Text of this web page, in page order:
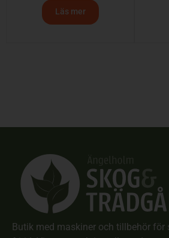
Läs mer
Butik med maskiner och tillbehör för